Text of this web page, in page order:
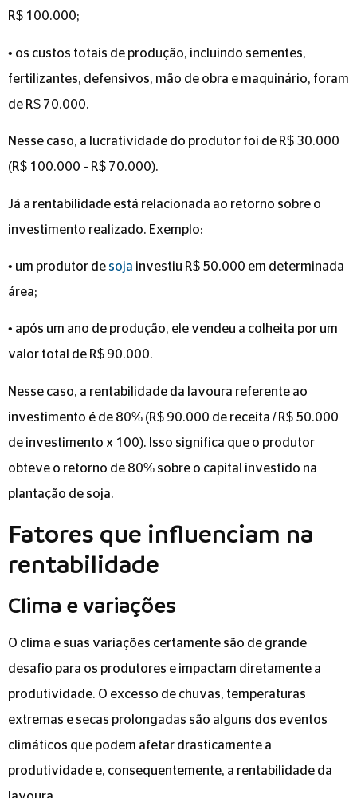
R$ 100.000;
• os custos totais de produção, incluindo sementes,
fertilizantes, defensivos, mão de obra e maquinário, foram
de R$ 70.000.
Nesse caso, a lucratividade do produtor foi de R$ 30.000
(R$ 100.000 – R$ 70.000).
Já a rentabilidade está relacionada ao retorno sobre o
investimento realizado. Exemplo:
• um produtor de soja investiu R$ 50.000 em determinada
área;
• após um ano de produção, ele vendeu a colheita por um
valor total de R$ 90.000.
Nesse caso, a rentabilidade da lavoura referente ao
investimento é de 80% (R$ 90.000 de receita / R$ 50.000
de investimento x 100). Isso significa que o produtor
obteve o retorno de 80% sobre o capital investido na
plantação de soja.
Fatores que influenciam na
rentabilidade
Clima e variações
O clima e suas variações certamente são de grande
desafio para os produtores e impactam diretamente a
produtividade. O excesso de chuvas, temperaturas
extremas e secas prolongadas são alguns dos eventos
climáticos que podem afetar drasticamente a
produtividade e, consequentemente, a rentabilidade da